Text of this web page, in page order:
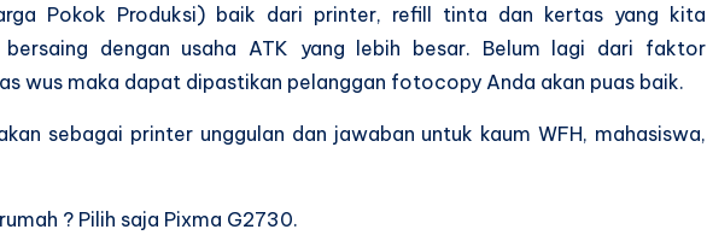
Pokok Produksi) baik dari printer, refill tinta dan kertas yang kita
bersaing dengan usaha ATK yang lebih besar. Belum lagi dari faktor
wus maka dapat dipastikan pelanggan fotocopy Anda akan puas baik.
sebagai printer unggulan dan jawaban untuk kaum WFH, mahasiswa,
? Pilih saja Pixma G2730.